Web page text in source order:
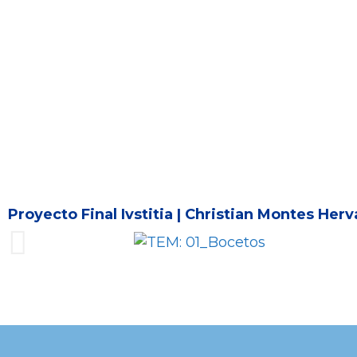
Proyecto Final Ivstitia | Christian Montes